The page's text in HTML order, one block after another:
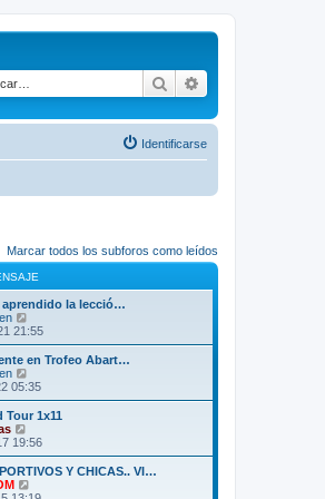
Buscar
Identificarse
Marcar todos los subforos como leídos
aprendido la lecció…
e
r
ú
t
m
o
m
e
s
a
21:55
en Trofeo Abart…
e
r
ú
t
m
o
m
05:35
Tour 1x11
e
r
ú
l
t
19:56
Y CHICAS.. VI…
e